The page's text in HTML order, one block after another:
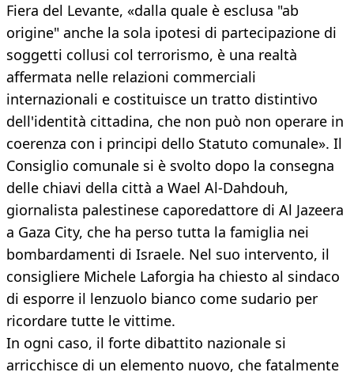
Fiera del Levante, «dalla quale è esclusa "ab
origine" anche la sola ipotesi di partecipazione di
soggetti collusi col terrorismo, è una realtà
affermata nelle relazioni commerciali
internazionali e costituisce un tratto distintivo
dell'identità cittadina, che non può non operare in
coerenza con i principi dello Statuto comunale». Il
Consiglio comunale si è svolto dopo la consegna
delle chiavi della città a Wael Al-Dahdouh,
giornalista palestinese caporedattore di Al Jazeera
a Gaza City, che ha perso tutta la famiglia nei
bombardamenti di Israele. Nel suo intervento, il
consigliere Michele Laforgia ha chiesto al sindaco
di esporre il lenzuolo bianco come sudario per
ricordare tutte le vittime.
In ogni caso, il forte dibattito nazionale si
arricchisce di un elemento nuovo, che fatalmente